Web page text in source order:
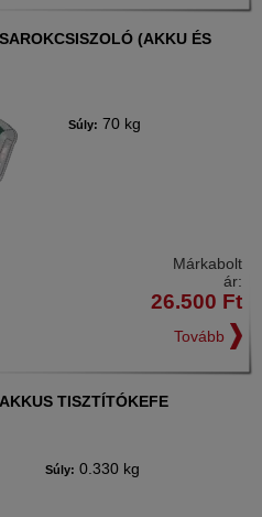
(AKKU ÉS
Súly: 70 kg
Márkabolt
ár:
26.500 Ft
Tovább
TISZTÍTÓKEFE
Súly: 0.330 kg